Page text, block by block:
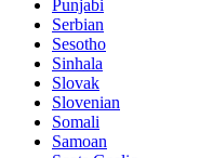
Punjabi
Serbian
Sesotho
Sinhala
Slovak
Slovenian
Somali
Samoan